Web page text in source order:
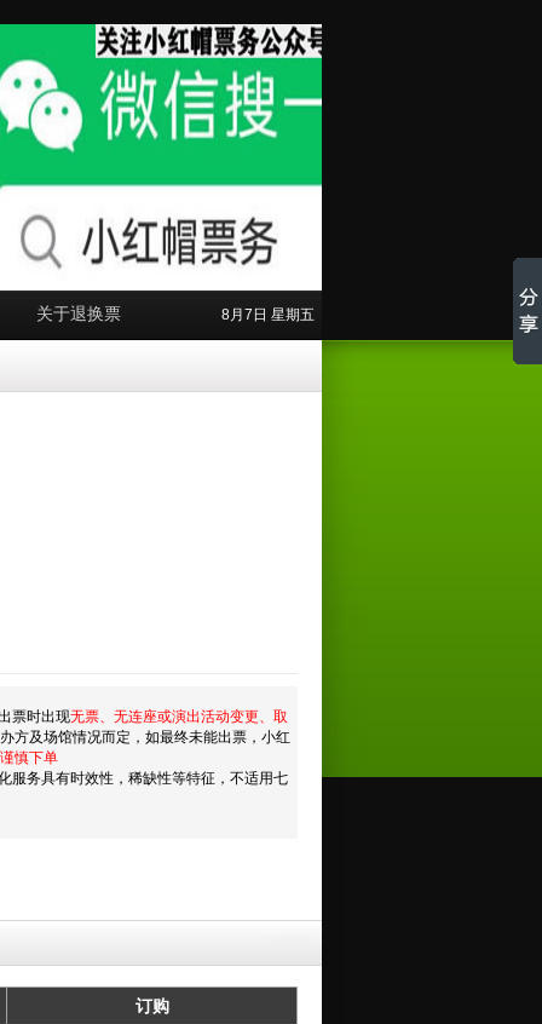
关于退换票 8月7日 星期五
票时出现无票、无连座或演出活动变更、取
方及场馆情况而定，如最终未能出票，小红
慎下单
务具有时效性，稀缺性等特征，不适用七
订购